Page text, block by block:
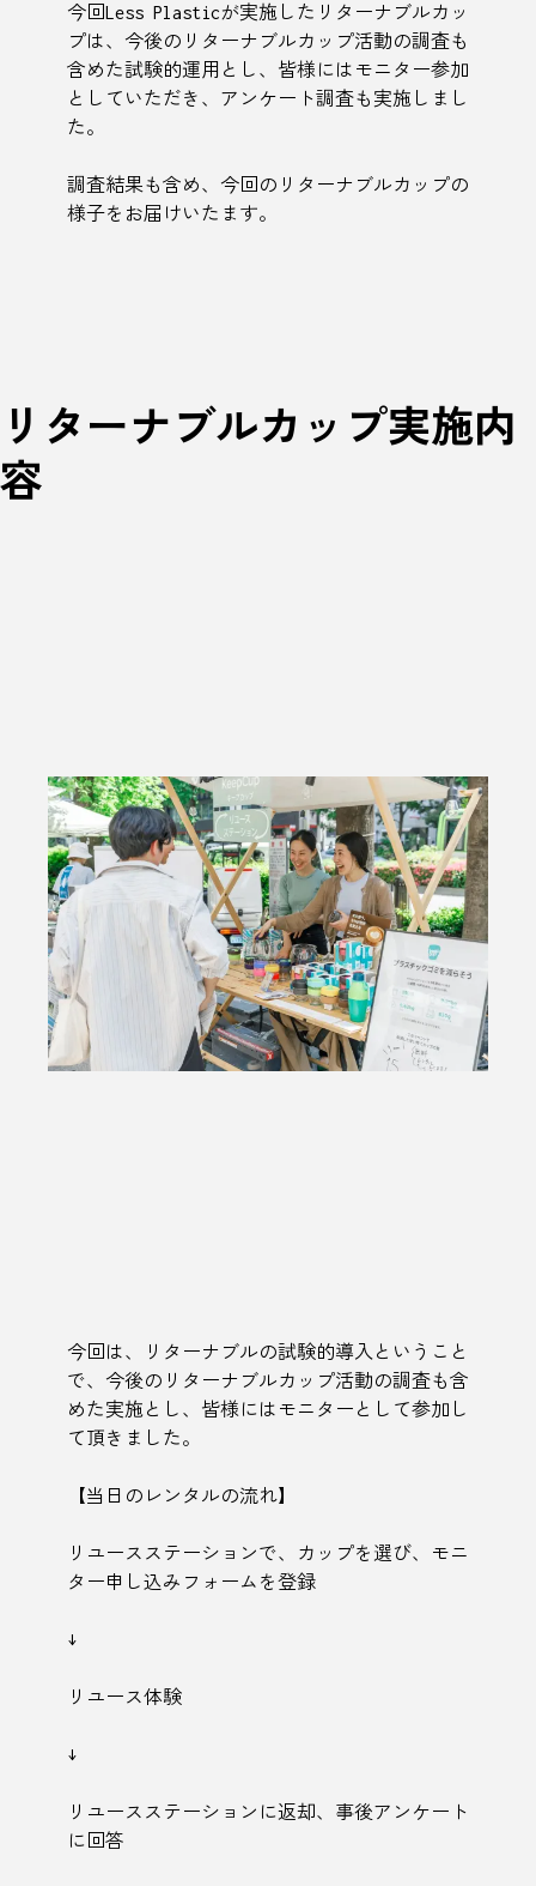
今回Less Plasticが実施したリターナブルカッ
プは、今後のリターナブルカップ活動の調査も
含めた試験的運用とし、皆様にはモニター参加
としていただき、アンケート調査も実施しまし
た。
調査結果も含め、今回のリターナブルカップの
様子をお届けいたます。
リターナブルカップ実施内
容
今回は、リターナブルの試験的導入ということ
で、今後のリターナブルカップ活動の調査も含
めた実施とし、皆様にはモニターとして参加し
て頂きました。
【当日のレンタルの流れ】
リユースステーションで、カップを選び、モニ
ター申し込みフォームを登録
↓
リユース体験
↓
リユースステーションに返却、事後アンケート
に回答